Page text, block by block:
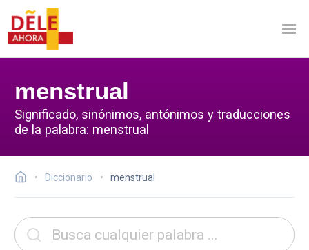
menstrual
Significado, sinónimos, antónimos y traducciones
de la palabra: menstrual
Diccionario menstrual